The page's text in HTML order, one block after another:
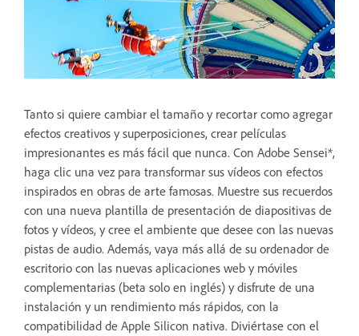
Tanto si quiere cambiar el tamaño y recortar como agregar
efectos creativos y superposiciones, crear películas
impresionantes es más fácil que nunca. Con Adobe Sensei*,
haga clic una vez para transformar sus vídeos con efectos
inspirados en obras de arte famosas. Muestre sus recuerdos
con una nueva plantilla de presentación de diapositivas de
fotos y vídeos, y cree el ambiente que desee con las nuevas
pistas de audio. Además, vaya más allá de su ordenador de
escritorio con las nuevas aplicaciones web y móviles
complementarias (beta solo en inglés) y disfrute de una
instalación y un rendimiento más rápidos, con la
compatibilidad de Apple Silicon nativa. Diviértase con el